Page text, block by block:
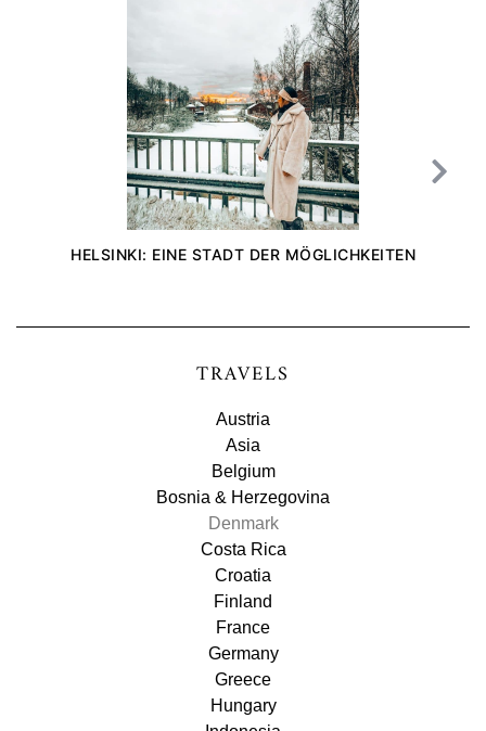
HELSINKI: EINE STADT DER MÖGLICHKEITEN
TRAVELS
Austria
Asia
Belgium
Bosnia & Herzegovina
Denmark
Costa Rica
Croatia
Finland
France
Germany
Greece
Hungary